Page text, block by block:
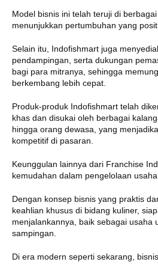
Model bisnis ini telah teruji di
menunjukkan pertumbuhan yang
Selain itu, Indofishmart juga
pendampingan, serta dukungan
bagi para mitranya, sehingga
berkembang lebih cepat.
Produk-produk Indofishmart telah
khas dan disukai oleh berbagai
hingga orang dewasa, yang
kompetitif di pasaran.
Keunggulan lainnya dari Franchise
kemudahan dalam pengelolaan
Dengan konsep bisnis yang praktis
keahlian khusus di bidang kuliner,
menjalankannya, baik sebagai usaha
sampingan.
Di era modern seperti sekarang,